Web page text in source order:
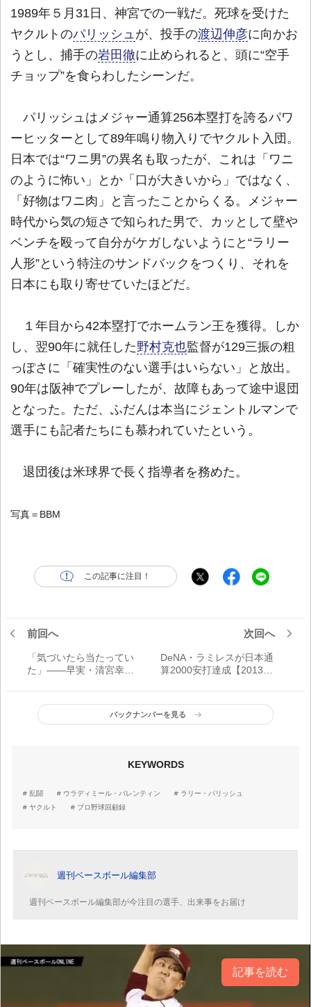
1989年５月31日、神宮での一戦だ。死球を受けた
ヤクルトのパリッシュが、投手の渡辺伸彦に向かお
うとし、捕手の岩田徹に止められると、頭に“空手
チョップ”を食らわしたシーンだ。
パリッシュはメジャー通算256本塁打を誇るパワ
ーヒッターとして89年鳴り物入りでヤクルト入団。
日本では“ワニ男”の異名も取ったが、これは「ワニ
のように怖い」とか「口が大きいから」ではなく、
「好物はワニ肉」と言ったことからくる。メジャー
時代から気の短さで知られた男で、カッとして壁や
ベンチを殴って自分がケガしないようにと“ラリー
人形”という特注のサンドバックをつくり、それを
日本にも取り寄せていたほどだ。
１年目から42本塁打でホームラン王を獲得。しか
し、翌90年に就任した野村克也監督が129三振の粗
っぽさに「確実性のない選手はいらない」と放出。
90年は阪神でプレーしたが、故障もあって途中退団
となった。ただ、ふだんは本当にジェントルマンで
選手にも記者たちにも慕われていたという。
退団後は米球界で長く指導者を務めた。
写真＝BBM
この記事に注目！
前回へ
「気づいたら当たってい
た」――早実・清宮幸太
次回へ
DeNA・ラミレスが日本通
算2000安打達成【2013年
バックナンバーを見る
KEYWORDS
乱闘 ウラディミール・バレンティン
ラリー・パリッシュ
ヤクルト
プロ野球回顧録
週刊ベースボール編集部
週刊ベースボール編集部が今注目の選手、出来事をお届け
記事を読む